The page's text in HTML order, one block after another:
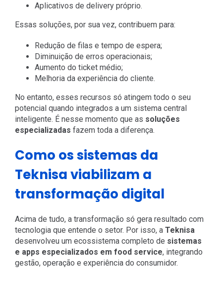
Aplicativos de delivery próprio.
Essas soluções, por sua vez, contribuem para:
Redução de filas e tempo de espera;
Diminuição de erros operacionais;
Aumento do ticket médio;
Melhoria da experiência do cliente.
No entanto, esses recursos só atingem todo o seu
potencial quando integrados a um sistema central
inteligente. É nesse momento que as soluções
especializadas fazem toda a diferença.
Como os sistemas da
Teknisa viabilizam a
transformação digital
Acima de tudo, a transformação só gera resultado com
tecnologia que entende o setor. Por isso, a Teknisa
desenvolveu um ecossistema completo de sistemas
e apps especializados em food service, integrando
gestão, operação e experiência do consumidor.